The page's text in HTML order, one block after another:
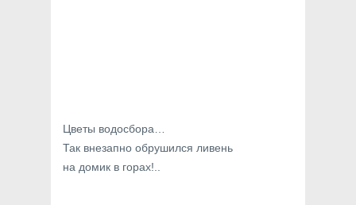
Цветы водосбора…
Так внезапно обрушился ливень
на домик в горах!..